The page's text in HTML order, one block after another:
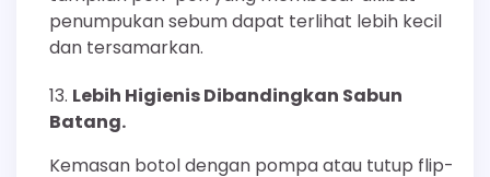
penumpukan sebum dapat terlihat lebih kecil
dan tersamarkan.
Lebih Higienis Dibandingkan Sabun
Batang.
Kemasan botol dengan pompa atau tutup flip-